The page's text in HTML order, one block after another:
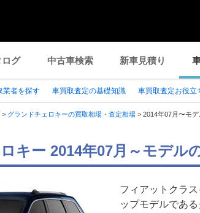
ログ 中古車検索 新車見積り
業者を探す 車買取査定の基礎知識 車買取査定お役立
> グランドチェロキーの買取相場・査定相場 > 2014年07月〜モ
キー 2014年07月～モデル
フィアットクラ
ップモデルであ